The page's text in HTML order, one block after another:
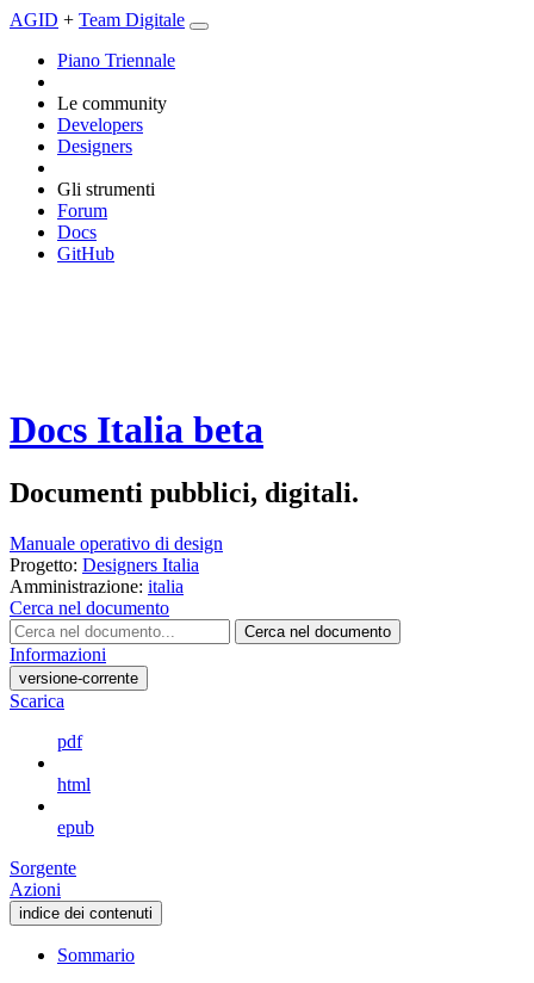
AGID + Team Digitale
Piano Triennale
Le community
Developers
Designers
Gli strumenti
Forum
Docs
GitHub
Docs Italia beta
Documenti pubblici, digitali.
Manuale operativo di design
Progetto: Designers Italia
Amministrazione: italia
Cerca nel documento
Cerca nel documento
Informazioni
versione-corrente
Scarica
pdf
html
epub
Sorgente
Azioni
indice dei contenuti
Sommario